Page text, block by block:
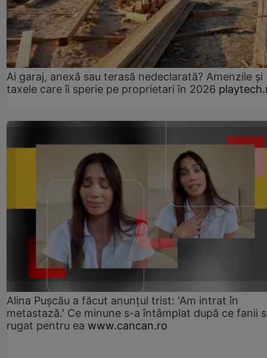
Ai garaj, anexă sau terasă nedeclarată? Amenzile și
taxele care îi sperie pe proprietari în 2026
Alina Pușcău a făcut anunțul trist: 'Am intrat în
metastază.' Ce minune s-a întâmplat după ce fanii
rugat pentru ea www.cancan.ro